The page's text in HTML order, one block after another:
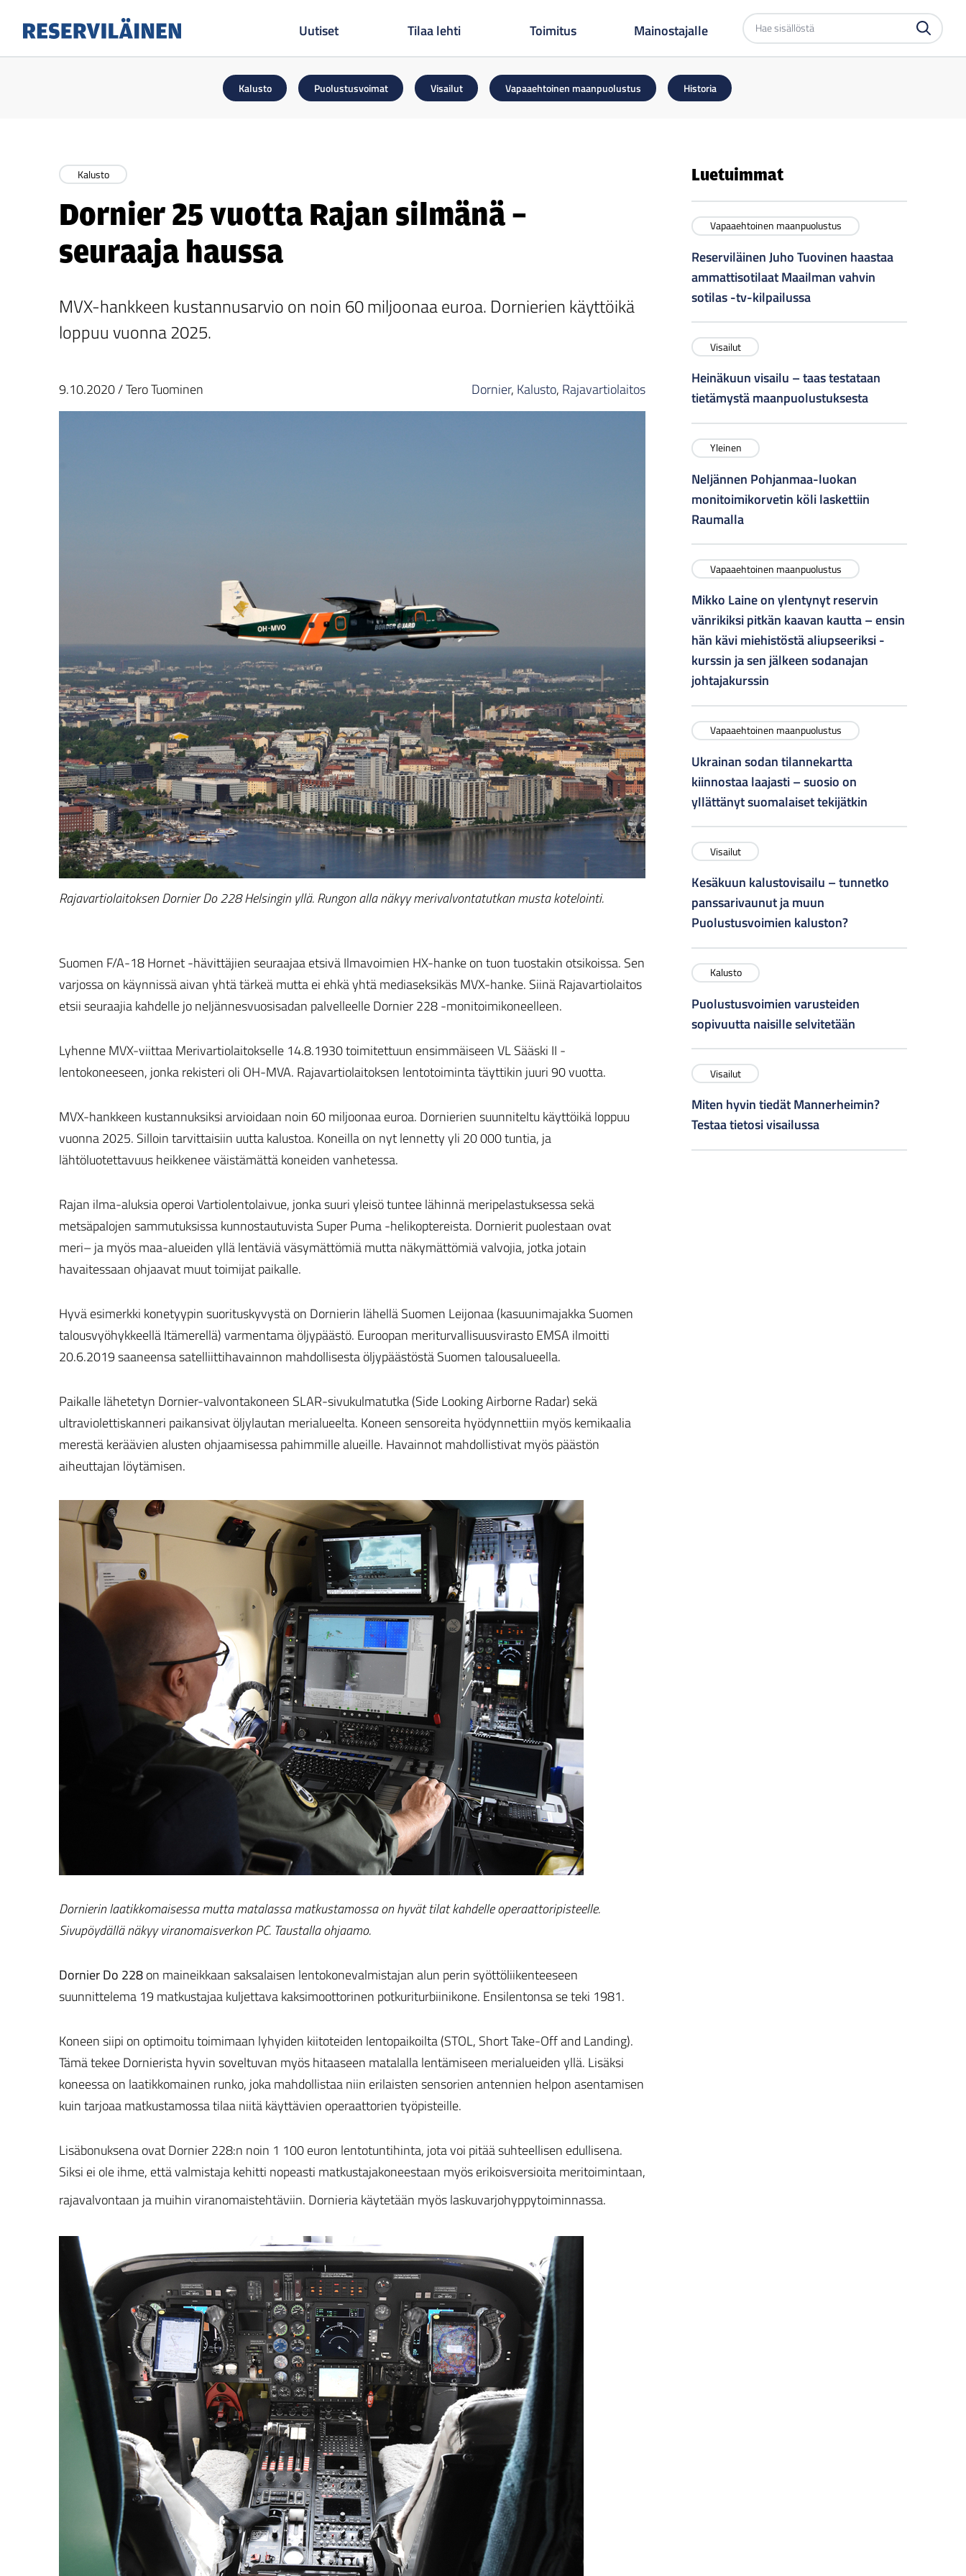
Uutiset Tilaa lehti Toimitus Mainostajalle
Etsi
sivustolta
Kalusto Puolustusvoimat Visailut Vapaaehtoinen maanpuolustus Historia
Kalusto
Dornier 25 vuotta Rajan silmänä –
seuraaja haussa
MVX-hankkeen kustannusarvio on noin 60 miljoonaa euroa. Dornierien käyttöikä
loppuu vuonna 2025.
9.10.2020/Tero Tuominen Dornier, Kalusto, Rajavartiolaitos
Rajavartiolaitoksen Dornier Do 228 Helsingin yllä. Rungon alla näkyy merivalvontatutkan musta kotelointi.
Suomen F/A-18 Hornet -hävittäjien seuraajaa etsivä Ilmavoimien HX-hanke on tuon tuostakin otsikoissa. Sen
varjossa on käynnissä aivan yhtä tärkeä mutta ei ehkä yhtä mediaseksikäs MVX-hanke. Siinä Rajavartiolaitos
etsii seuraajia kahdelle jo neljännesvuosisadan palvelleelle Dornier 228 -monitoimikoneelleen.
Lyhenne MVX-viittaa Merivartiolaitokselle 14.8.1930 toimitettuun ensimmäiseen VL Sääski II -
lentokoneeseen, jonka rekisteri oli OH-MVA. Rajavartiolaitoksen lentotoiminta täyttikin juuri 90 vuotta.
MVX-hankkeen kustannuksiksi arvioidaan noin 60 miljoonaa euroa. Dornierien suunniteltu käyttöikä loppuu
vuonna 2025. Silloin tarvittaisiin uutta kalustoa. Koneilla on nyt lennetty yli 20 000 tuntia, ja
lähtöluotettavuus heikkenee väistämättä koneiden vanhetessa.
Rajan ilma-aluksia operoi Vartiolentolaivue, jonka suuri yleisö tuntee lähinnä meripelastuksessa sekä
metsäpalojen sammutuksissa kunnostautuvista Super Puma -helikoptereista. Dornierit puolestaan ovat
meri– ja myös maa-alueiden yllä lentäviä väsymättömiä mutta näkymättömiä valvojia, jotka jotain
havaitessaan ohjaavat muut toimijat paikalle.
Hyvä esimerkki konetyypin suorituskyvystä on Dornierin lähellä Suomen Leijonaa (kasuunimajakka Suomen
talousvyöhykkeellä Itämerellä) varmentama öljypäästö. Euroopan meriturvallisuusvirasto EMSA ilmoitti
20.6.2019 saaneensa satelliittihavainnon mahdollisesta öljypäästöstä Suomen talousalueella.
Paikalle lähetetyn Dornier-valvontakoneen SLAR-sivukulmatutka (Side Looking Airborne Radar) sekä
ultraviolettiskanneri paikansivat öljylautan merialueelta. Koneen sensoreita hyödynnettiin myös kemikaalia
merestä keräävien alusten ohjaamisessa pahimmille alueille. Havainnot mahdollistivat myös päästön
aiheuttajan löytämisen.
Dornierin laatikkomaisessa mutta matalassa matkustamossa on hyvät tilat kahdelle operaattoripisteelle.
Sivupöydällä näkyy viranomaisverkon PC. Taustalla ohjaamo.
Dornier Do 228on maineikkaan saksalaisen lentokonevalmistajan alun perin syöttöliikenteeseen
suunnittelema 19 matkustajaa kuljettava kaksimoottorinen potkuriturbiinikone. Ensilentonsa se teki 1981.
Koneen siipi on optimoitu toimimaan lyhyiden kiitoteiden lentopaikoilta (STOL, Short Take-Off and Landing).
Tämä tekee Dornierista hyvin soveltuvan myös hitaaseen matalalla lentämiseen merialueiden yllä. Lisäksi
koneessa on laatikkomainen runko, joka mahdollistaa niin erilaisten sensorien antennien helpon asentamisen
kuin tarjoaa matkustamossa tilaa niitä käyttävien operaattorien työpisteille.
Lisäbonuksena ovat Dornier 228:n noin 1 100 euron lentotuntihinta, jota voi pitää suhteellisen edullisena.
Siksi ei ole ihme, että valmistaja kehitti nopeasti matkustajakoneestaan myös erikoisversioita meritoimintaan,
rajavalvontaan ja muihin viranomaistehtäviin. Dornieria käytetään myös laskuvarjohyppytoiminnassa.
Luetuimmat
Vapaaehtoinen maanpuolustus
Reserviläinen Juho Tuovinen haastaa
ammattisotilaat Maailman vahvin
sotilas -tv-kilpailussa
Visailut
Heinäkuun visailu – taas testataan
tietämystä maanpuolustuksesta
Yleinen
Neljännen Pohjanmaa-luokan
monitoimikorvetin köli laskettiin
Raumalla
Vapaaehtoinen maanpuolustus
Mikko Laine on ylentynyt reservin
vänrikiksi pitkän kaavan kautta – ensin
hän kävi miehistöstä aliupseeriksi -
kurssin ja sen jälkeen sodanajan
johtajakurssin
Vapaaehtoinen maanpuolustus
Ukrainan sodan tilannekartta
kiinnostaa laajasti – suosio on
yllättänyt suomalaiset tekijätkin
Visailut
Kesäkuun kalustovisailu – tunnetko
panssarivaunut ja muun
Puolustusvoimien kaluston?
Kalusto
Puolustusvoimien varusteiden
sopivuutta naisille selvitetään
Visailut
Miten hyvin tiedät Mannerheimin?
Testaa tietosi visailussa